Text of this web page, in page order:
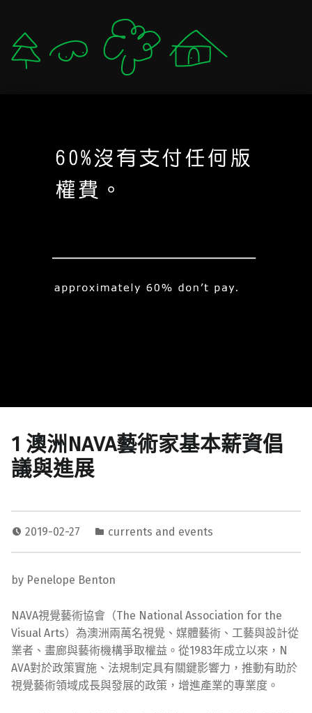
1 澳洲NAVA藝術家基本薪資倡
議與進展
2019-02-27 currents and events
by Penelope Benton
NAVA視覺藝術協會（The National Association for the
Visual Arts）為澳洲兩萬名視覺、媒體藝術、工藝與設計從
業者、畫廊與藝術機構爭取權益。從1983年成立以來，N
AVA對於政策實施、法規制定具有關鍵影響力，推動有助於
視覺藝術領域成長與發展的政策，增進產業的專業度。